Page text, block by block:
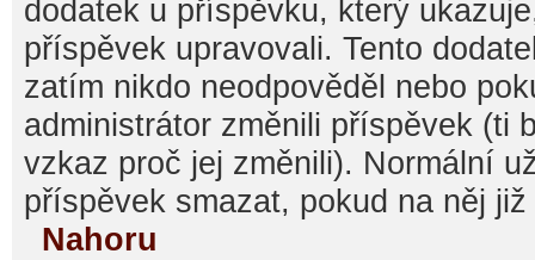
dodatek u příspěvku, který
příspěvek upravovali. Tento
zatím nikdo neodpověděl nebo
administrátor změnili příspěvek (ti
vzkaz proč jej změnili). Normální
příspěvek smazat, pokud na něj
Nahoru